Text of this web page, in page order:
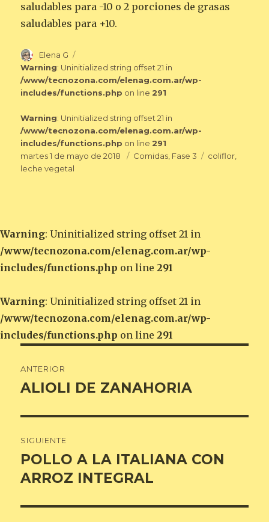
saludables para -10 o 2 porciones de grasas
saludables para +10.
Autor
Elena G
Warning: Uninitialized string offset 21 in
/www/tecnozona.com/elenag.com.ar/wp-
includes/functions.php on line 291
Warning: Uninitialized string offset 21 in
/www/tecnozona.com/elenag.com.ar/wp-
includes/functions.php on line 291
Publicado
el
martes 1 de mayo de 2018 Categorías
Comidas, Fase 3 Etiquetas
coliflor,
leche vegetal
Warning: Uninitialized string offset 21 in
/www/tecnozona.com/elenag.com.ar/wp-
includes/functions.php on line 291
Warning: Uninitialized string offset 21 in
/www/tecnozona.com/elenag.com.ar/wp-
includes/functions.php on line 291
de
ANTERIOR
Entrada
ALIOLI DE ZANAHORIA
SIGUIENTE
Entrada
siguiente:
POLLO A LA ITALIANA CON
ARROZ INTEGRAL